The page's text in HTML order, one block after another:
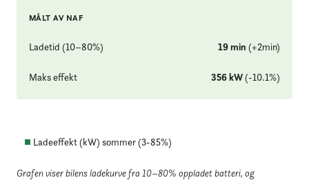
MÅLT AV NAF
Ladetid (10–80%) 19min (+2min)
Maks effekt 356kW(-10.1%)
Ladeeffekt (kW) sommer (3-85%)
Grafen viser bilens ladekurve fra 10–80% oppladet batteri, og